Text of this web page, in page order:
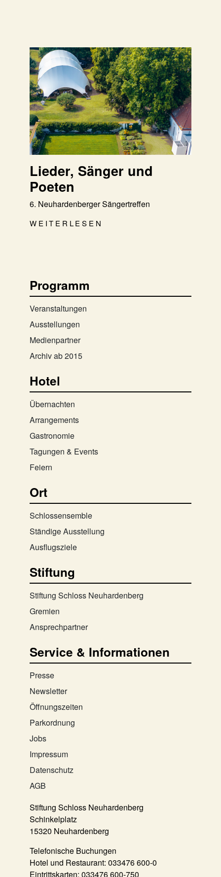
Lieder, Sänger und
Poeten
6. Neuhardenberger Sängertreffen
WEITERLESEN
Programm
Veranstaltungen
Ausstellungen
Medienpartner
Archiv ab 2015
Hotel
Übernachten
Arrangements
Gastronomie
Tagungen & Events
Feiern
Ort
Schlossensemble
Ständige Ausstellung
Ausflugsziele
Stiftung
Stiftung Schloss Neuhardenberg
Gremien
Ansprechpartner
Service & Informationen
Presse
Newsletter
Öffnungszeiten
Parkordnung
Jobs
Impressum
Datenschutz
AGB
Stiftung Schloss Neuhardenberg
Schinkelplatz
15320 Neuhardenberg
Telefonische Buchungen
Hotel und Restaurant: 033476 600-0
Eintrittskarten: 033476 600-750